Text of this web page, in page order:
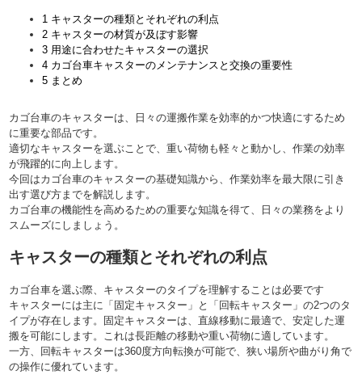
1 キャスターの種類とそれぞれの利点
2 キャスターの材質が及ぼす影響
3 用途に合わせたキャスターの選択
4 カゴ台車キャスターのメンテナンスと交換の重要性
5 まとめ
カゴ台車のキャスターは、日々の運搬作業を効率的かつ快適にするため
に重要な部品です。
適切なキャスターを選ぶことで、重い荷物も軽々と動かし、作業の効率
が飛躍的に向上します。
今回はカゴ台車のキャスターの基礎知識から、作業効率を最大限に引き
出す選び方までを解説します。
カゴ台車の機能性を高めるための重要な知識を得て、日々の業務をより
スムーズにしましょう。
キャスターの種類とそれぞれの利点
カゴ台車を選ぶ際、キャスターのタイプを理解することは必要です
キャスターには主に「固定キャスター」と「回転キャスター」の2つのタ
イプが存在します。固定キャスターは、直線移動に最適で、安定した運
搬を可能にします。これは長距離の移動や重い荷物に適しています。
一方、回転キャスターは360度方向転換が可能で、狭い場所や曲がり角で
の操作に優れています。